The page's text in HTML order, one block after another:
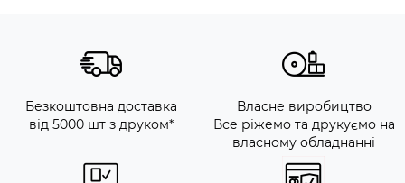
Безкоштовна доставка
від 5000 шт з друком*
Власне виробицтво
Все ріжемо та друкуємо на
власному обладнанні